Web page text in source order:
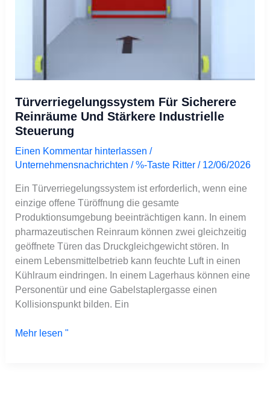
Türverriegelungssystem Für Sicherere
Reinräume Und Stärkere Industrielle
Steuerung
Einen Kommentar hinterlassen /
Unternehmensnachrichten / %-Taste Ritter / 12/06/2026
Ein Türverriegelungssystem ist erforderlich, wenn eine
einzige offene Türöffnung die gesamte
Produktionsumgebung beeinträchtigen kann. In einem
pharmazeutischen Reinraum können zwei gleichzeitig
geöffnete Türen das Druckgleichgewicht stören. In
einem Lebensmittelbetrieb kann feuchte Luft in einen
Kühlraum eindringen. In einem Lagerhaus können eine
Personentür und eine Gabelstaplergasse einen
Kollisionspunkt bilden. Ein
Mehr lesen "